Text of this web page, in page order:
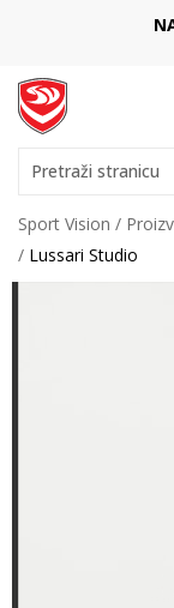
Pretraži stranicu
Sport Vision
Lussari Studio